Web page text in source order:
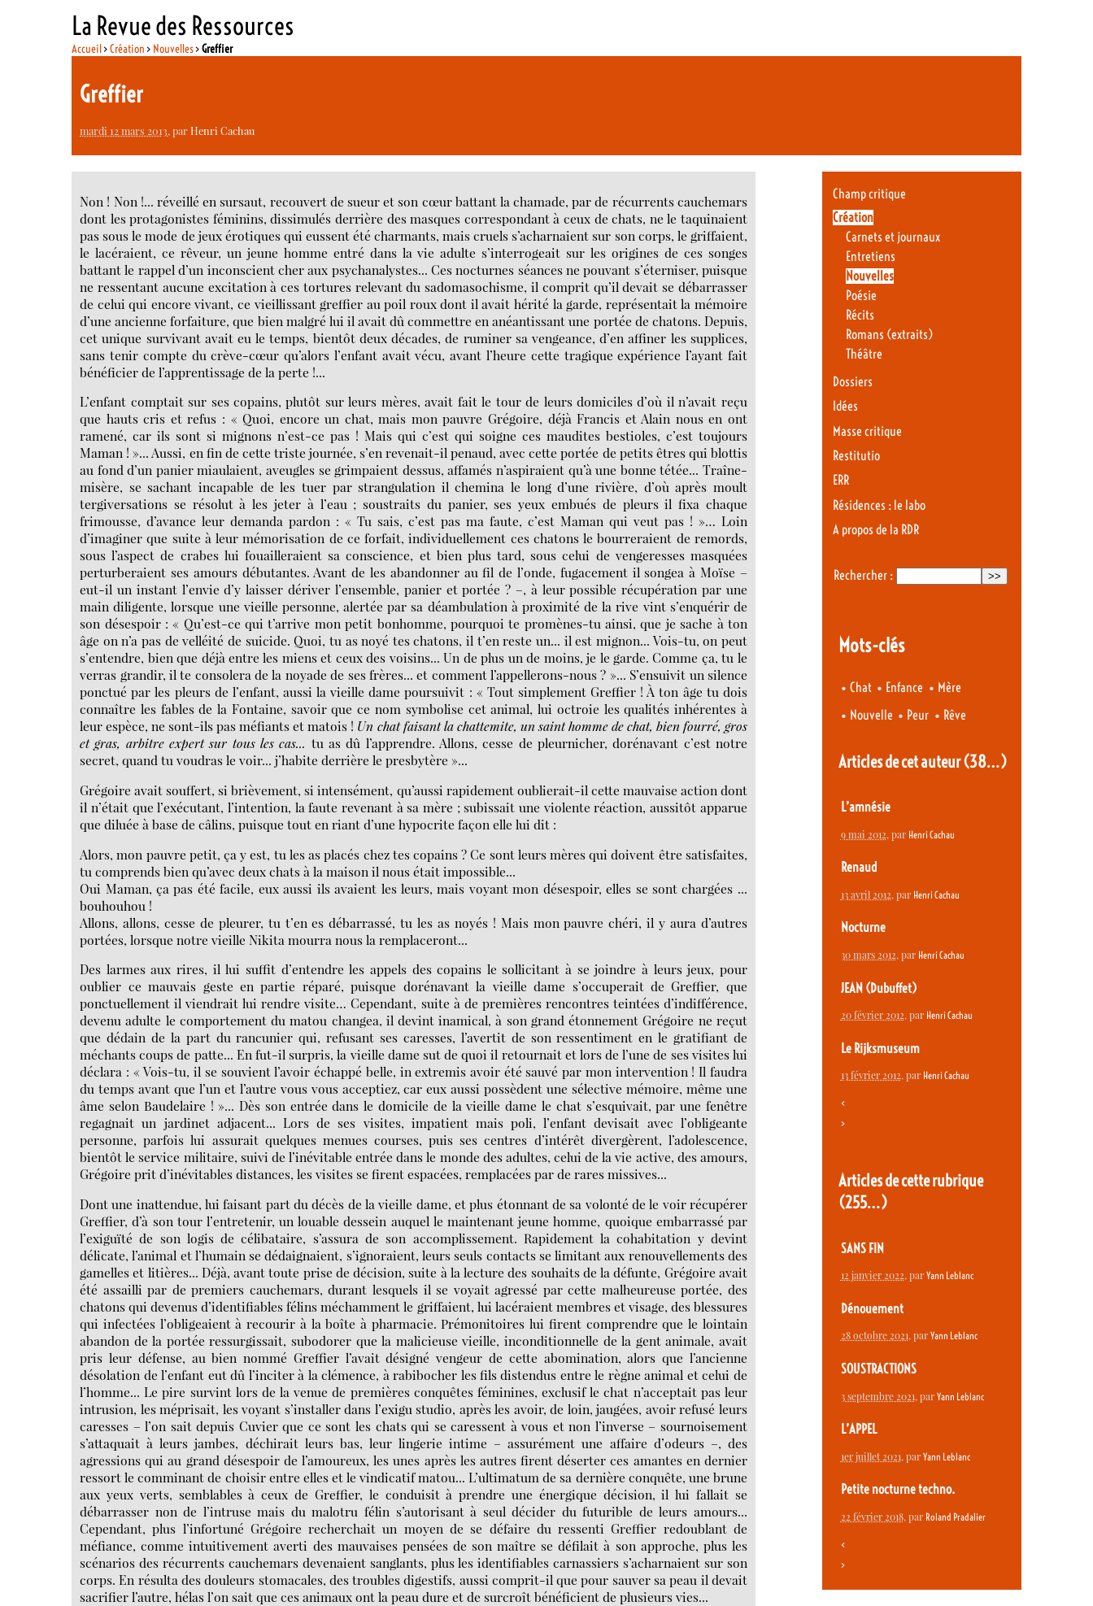
La Revue des Ressources
Accueil>Création > Nouvelles>Greffier
Greffier
mardi 12 mars 2013, parHenri Cachau
Non ! Non !... réveillé en sursaut, recouvert de sueur et son cœur battant la chamade, par de récurrents cauchemars
dont les protagonistes féminins, dissimulés derrière des masques correspondant à ceux de chats, ne le taquinaient
pas sous le mode de jeux érotiques qui eussent été charmants, mais cruels s’acharnaient sur son corps, le griffaient,
le lacéraient, ce rêveur, un jeune homme entré dans la vie adulte s’interrogeait sur les origines de ces songes
battant le rappel d’un inconscient cher aux psychanalystes... Ces nocturnes séances ne pouvant s’éterniser, puisque
ne ressentant aucune excitation à ces tortures relevant du sadomasochisme, il comprit qu’il devait se débarrasser
de celui qui encore vivant, ce vieillissant greffier au poil roux dont il avait hérité la garde, représentait la mémoire
d’une ancienne forfaiture, que bien malgré lui il avait dû commettre en anéantissant une portée de chatons. Depuis,
cet unique survivant avait eu le temps, bientôt deux décades, de ruminer sa vengeance, d’en affiner les supplices,
sans tenir compte du crève-cœur qu’alors l’enfant avait vécu, avant l’heure cette tragique expérience l’ayant fait
bénéficier de l’apprentissage de la perte !...
L’enfant comptait sur ses copains, plutôt sur leurs mères, avait fait le tour de leurs domiciles d’où il n’avait reçu
que hauts cris et refus : « Quoi, encore un chat, mais mon pauvre Grégoire, déjà Francis et Alain nous en ont
ramené, car ils sont si mignons n’est-ce pas ! Mais qui c’est qui soigne ces maudites bestioles, c’est toujours
Maman ! »... Aussi, en fin de cette triste journée, s’en revenait-il penaud, avec cette portée de petits êtres qui blottis
au fond d’un panier miaulaient, aveugles se grimpaient dessus, affamés n’aspiraient qu’à une bonne tétée... Traîne-
misère, se sachant incapable de les tuer par strangulation il chemina le long d’une rivière, d’où après moult
tergiversations se résolut à les jeter à l’eau ; soustraits du panier, ses yeux embués de pleurs il fixa chaque
frimousse, d’avance leur demanda pardon : « Tu sais, c’est pas ma faute, c’est Maman qui veut pas ! »… Loin
d’imaginer que suite à leur mémorisation de ce forfait, individuellement ces chatons le bourreraient de remords,
sous l’aspect de crabes lui fouailleraient sa conscience, et bien plus tard, sous celui de vengeresses masquées
perturberaient ses amours débutantes. Avant de les abandonner au fil de l’onde, fugacement il songea à Moïse –
eut-il un instant l’envie d’y laisser dériver l’ensemble, panier et portée ? –, à leur possible récupération par une
main diligente, lorsque une vieille personne, alertée par sa déambulation à proximité de la rive vint s’enquérir de
son désespoir : « Qu’est-ce qui t’arrive mon petit bonhomme, pourquoi te promènes-tu ainsi, que je sache à ton
âge on n’a pas de velléité de suicide. Quoi, tu as noyé tes chatons, il t’en reste un... il est mignon... Vois-tu, on peut
s’entendre, bien que déjà entre les miens et ceux des voisins... Un de plus un de moins, je le garde. Comme ça, tu le
verras grandir, il te consolera de la noyade de ses frères... et comment l’appellerons-nous ? »... S’ensuivit un silence
ponctué par les pleurs de l’enfant, aussi la vieille dame poursuivit : « Tout simplement Greffier ! À ton âge tu dois
connaître les fables de la Fontaine, savoir que ce nom symbolise cet animal, lui octroie les qualités inhérentes à
leur espèce, ne sont-ils pas méfiants et matois ! Un chat faisant la chattemite, un saint homme de chat, bien fourré, gros
et gras, arbitre expert sur tous les cas... tu as dû l’apprendre. Allons, cesse de pleurnicher, dorénavant c’est notre
secret, quand tu voudras le voir... j’habite derrière le presbytère »...
Grégoire avait souffert, si brièvement, si intensément, qu’aussi rapidement oublierait-il cette mauvaise action dont
il n’était que l’exécutant, l’intention, la faute revenant à sa mère ; subissait une violente réaction, aussitôt apparue
que diluée à base de câlins, puisque tout en riant d’une hypocrite façon elle lui dit :
Alors, mon pauvre petit, ça y est, tu les as placés chez tes copains ? Ce sont leurs mères qui doivent être satisfaites,
tu comprends bien qu’avec deux chats à la maison il nous était impossible...
Oui Maman, ça pas été facile, eux aussi ils avaient les leurs, mais voyant mon désespoir, elles se sont chargées ...
bouhouhou !
Allons, allons, cesse de pleurer, tu t’en es débarrassé, tu les as noyés ! Mais mon pauvre chéri, il y aura d’autres
portées, lorsque notre vieille Nikita mourra nous la remplaceront...
Des larmes aux rires, il lui suffit d’entendre les appels des copains le sollicitant à se joindre à leurs jeux, pour
oublier ce mauvais geste en partie réparé, puisque dorénavant la vieille dame s’occuperait de Greffier, que
ponctuellement il viendrait lui rendre visite… Cependant, suite à de premières rencontres teintées d’indifférence,
devenu adulte le comportement du matou changea, il devint inamical, à son grand étonnement Grégoire ne reçut
que dédain de la part du rancunier qui, refusant ses caresses, l’avertit de son ressentiment en le gratifiant de
méchants coups de patte... En fut-il surpris, la vieille dame sut de quoi il retournait et lors de l’une de ses visites lui
déclara : « Vois-tu, il se souvient l’avoir échappé belle, in extremis avoir été sauvé par mon intervention ! Il faudra
du temps avant que l’un et l’autre vous vous acceptiez, car eux aussi possèdent une sélective mémoire, même une
âme selon Baudelaire ! »... Dès son entrée dans le domicile de la vieille dame le chat s’esquivait, par une fenêtre
regagnait un jardinet adjacent... Lors de ses visites, impatient mais poli, l’enfant devisait avec l’obligeante
personne, parfois lui assurait quelques menues courses, puis ses centres d’intérêt divergèrent, l’adolescence,
bientôt le service militaire, suivi de l’inévitable entrée dans le monde des adultes, celui de la vie active, des amours,
Grégoire prit d’inévitables distances, les visites se firent espacées, remplacées par de rares missives...
Dont une inattendue, lui faisant part du décès de la vieille dame, et plus étonnant de sa volonté de le voir récupérer
Greffier, d’à son tour l’entretenir, un louable dessein auquel le maintenant jeune homme, quoique embarrassé par
l’exiguïté de son logis de célibataire, s’assura de son accomplissement. Rapidement la cohabitation y devint
délicate, l’animal et l’humain se dédaignaient, s’ignoraient, leurs seuls contacts se limitant aux renouvellements des
gamelles et litières... Déjà, avant toute prise de décision, suite à la lecture des souhaits de la défunte, Grégoire avait
été assailli par de premiers cauchemars, durant lesquels il se voyait agressé par cette malheureuse portée, des
chatons qui devenus d’identifiables félins méchamment le griffaient, lui lacéraient membres et visage, des blessures
qui infectées l’obligeaient à recourir à la boîte à pharmacie. Prémonitoires lui firent comprendre que le lointain
abandon de la portée ressurgissait, subodorer que la malicieuse vieille, inconditionnelle de la gent animale, avait
pris leur défense, au bien nommé Greffier l’avait désigné vengeur de cette abomination, alors que l’ancienne
désolation de l’enfant eut dû l’inciter à la clémence, à rabibocher les fils distendus entre le règne animal et celui de
l’homme... Le pire survint lors de la venue de premières conquêtes féminines, exclusif le chat n’acceptait pas leur
intrusion, les méprisait, les voyant s’installer dans l’exigu studio, après les avoir, de loin, jaugées, avoir refusé leurs
caresses – l’on sait depuis Cuvier que ce sont les chats qui se caressent à vous et non l’inverse – sournoisement
s’attaquait à leurs jambes, déchirait leurs bas, leur lingerie intime – assurément une affaire d’odeurs –, des
agressions qui au grand désespoir de l’amoureux, les unes après les autres firent déserter ces amantes en dernier
ressort le comminant de choisir entre elles et le vindicatif matou... L’ultimatum de sa dernière conquête, une brune
aux yeux verts, semblables à ceux de Greffier, le conduisit à prendre une énergique décision, il lui fallait se
débarrasser non de l’intruse mais du malotru félin s’autorisant à seul décider du futurible de leurs amours...
Cependant, plus l’infortuné Grégoire recherchait un moyen de se défaire du ressenti Greffier redoublant de
méfiance, comme intuitivement averti des mauvaises pensées de son maître se défilait à son approche, plus les
scénarios des récurrents cauchemars devenaient sanglants, plus les identifiables carnassiers s’acharnaient sur son
corps. En résulta des douleurs stomacales, des troubles digestifs, aussi comprit-il que pour sauver sa peau il devait
sacrifier l’autre, hélas l’on sait que ces animaux ont la peau dure et de surcroît bénéficient de plusieurs vies...
Champ critique
Création
Carnets et journaux
Entretiens
Nouvelles
Poésie
Récits
Romans (extraits)
Théâtre
Dossiers
Idées
Masse critique
Restitutio
ERR
Résidences : le labo
A propos de la RDR
Rechercher :
Mots-clés
• Chat • Enfance • Mère
• Nouvelle • Peur • Rêve
Articles de cet auteur(38…)
L’amnésie
9 mai 2012, par Henri Cachau
Renaud
13 avril 2012, par Henri Cachau
Nocturne
30 mars 2012, par Henri Cachau
JEAN (Dubuffet)
20 février 2012, par Henri Cachau
Le Rijksmuseum
13 février 2012, par Henri Cachau
<
>
Articles de cette rubrique
(255…)
SANS FIN
12 janvier 2022, par Yann Leblanc
Dénouement
28 octobre 2021, par Yann Leblanc
SOUSTRACTIONS
3 septembre 2021, par Yann Leblanc
L’APPEL
1er juillet 2021, par Yann Leblanc
Petite nocturne techno.
22 février 2018, par Roland Pradalier
<
>